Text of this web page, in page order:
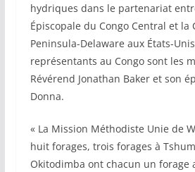
hydriques dans le partenariat
Épiscopale du Congo Central et la
Peninsula-Delaware aux États-
représentants au Congo sont les
Révérend Jonathan Baker et son
Donna.
« La Mission Méthodiste Unie de
huit forages, trois forages à
Okitodimba ont chacun un forage